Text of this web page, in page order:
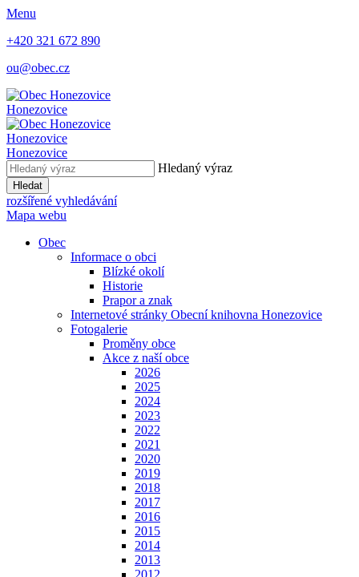
Menu
+420 321 672 890
ou@obec.cz
Honezovice
Honezovice
Honezovice
Hledaný výraz
Hledat
rozšířené vyhledávání
Mapa webu
Obec
Informace o obci
Blízké okolí
Historie
Prapor a znak
Internetové stránky Obecní knihovna Honezovice
Fotogalerie
Proměny obce
Akce z naší obce
2026
2025
2024
2023
2022
2021
2020
2019
2018
2017
2016
2015
2014
2013
2012